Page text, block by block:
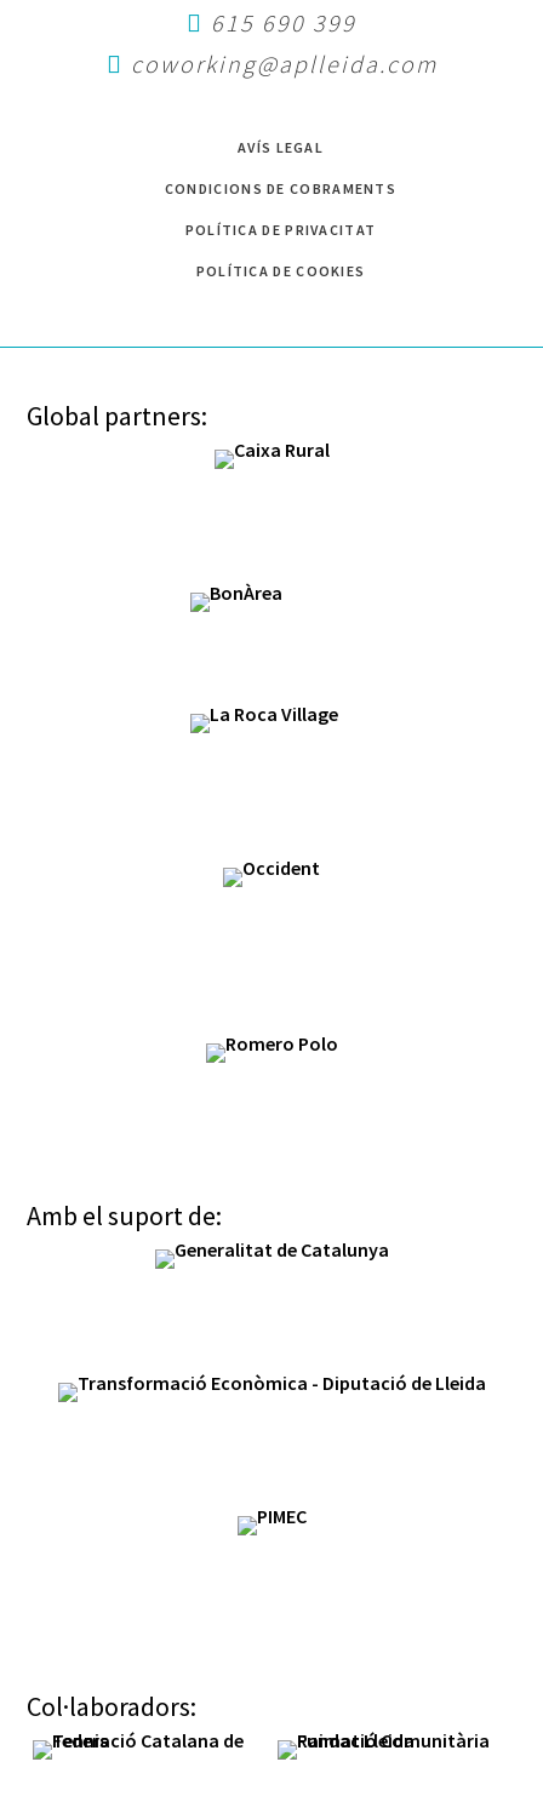
615 690 399
coworking@aplleida.com
AVÍS LEGAL
CONDICIONS DE COBRAMENTS
POLÍTICA DE PRIVACITAT
POLÍTICA DE COOKIES
Col·laboradors:
Global partners:
Amb el suport de: